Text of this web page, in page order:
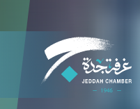
لقاء معرفي لمنصة